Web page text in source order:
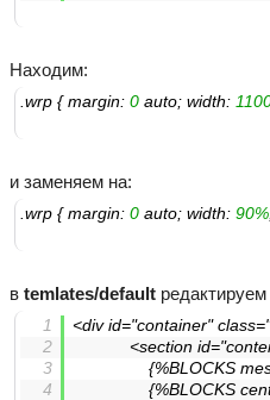
Находим:
.wrp { margin: 0 auto; width:
и заменяем на:
.wrp { margin: 0 auto; width: 90%
в temlates/default
<div id="container"
<section
{%BLOCKS
{%BLOCKS